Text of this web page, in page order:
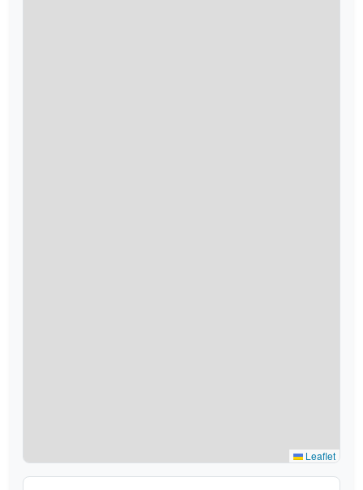
Leaflet